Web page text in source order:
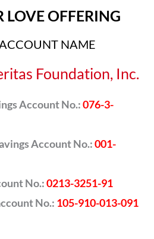
LOVE OFFERING
NAME
Foundation, Inc.
Account No.:076-3-
Account No.:001-
No.:0213-3251-91
No.: 105-910-013-091